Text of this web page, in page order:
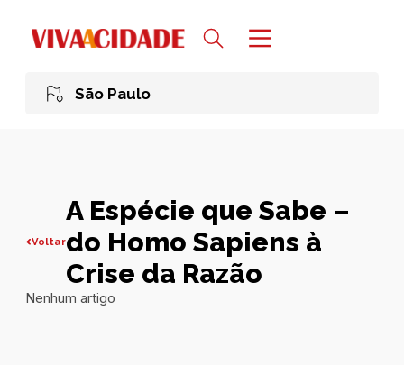
São Paulo
Voltar
A Espécie que Sabe –
do Homo Sapiens à
Crise da Razão
Nenhum artigo